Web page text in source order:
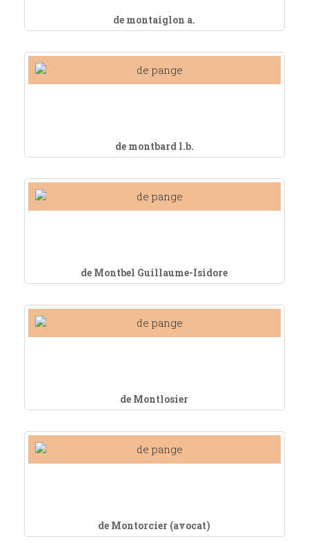
de montaiglon a.
de montbard l.b.
de Montbel Guillaume-Isidore
de Montlosier
de Montorcier (avocat)